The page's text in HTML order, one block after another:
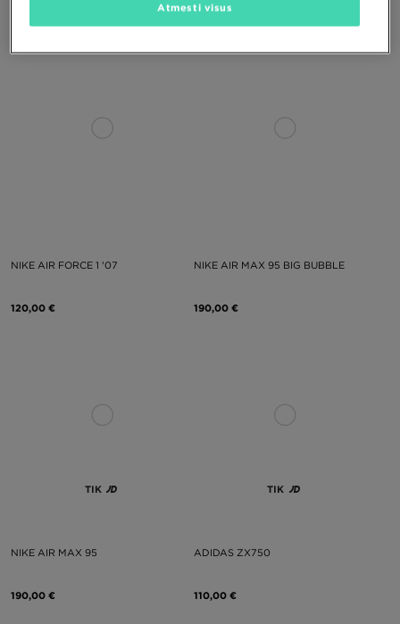
NIKE AIR FORCE 1 '07
120,00 €
NIKE AIR MAX 95 BIG BUBBLE
190,00 €
TIK
NIKE AIR MAX 95
190,00 €
TIK
ADIDAS ZX750
110,00 €
Atmesti visus